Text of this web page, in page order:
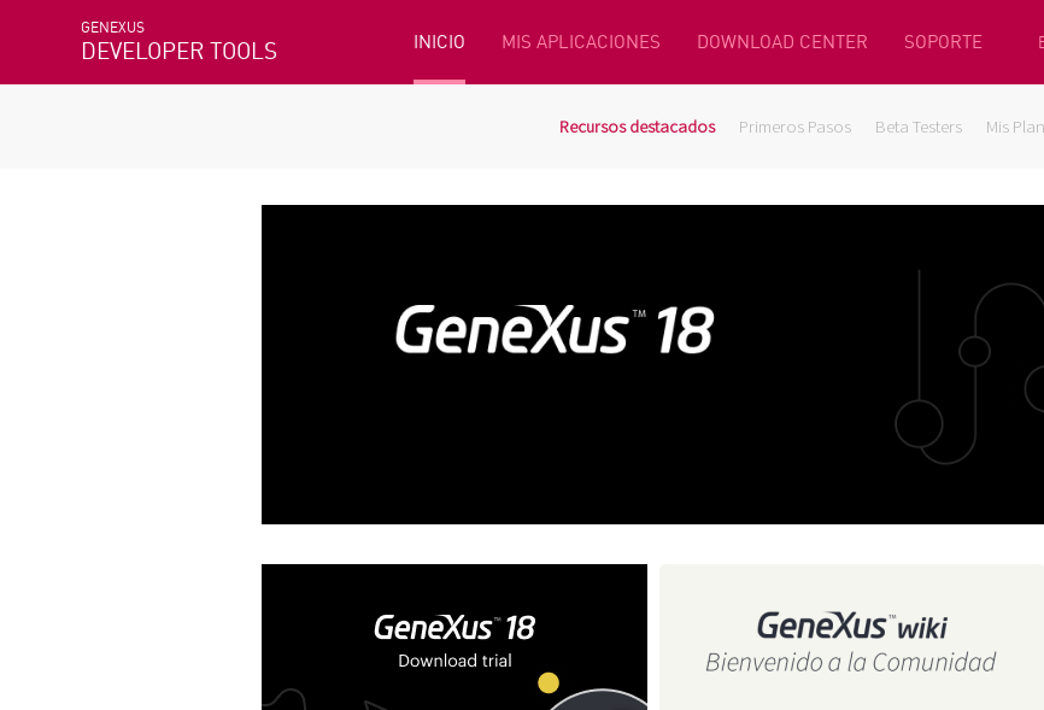
GENEXUS
DEVELOPER TOOLS INICIO MIS APLICACIONES DOWNLOAD CENTER SOPORTE
Recursos destacados Primeros Pasos Beta Testers Mis